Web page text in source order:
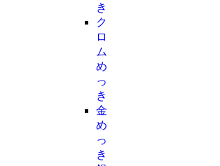
き
ク
ロ
ム
め
っ
き
金
め
っ
き